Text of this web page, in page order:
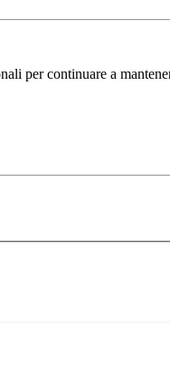
per continuare a